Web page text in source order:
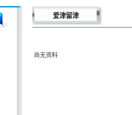
爱津留津
尚无资料